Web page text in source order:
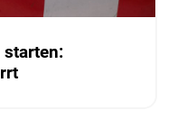
starten: